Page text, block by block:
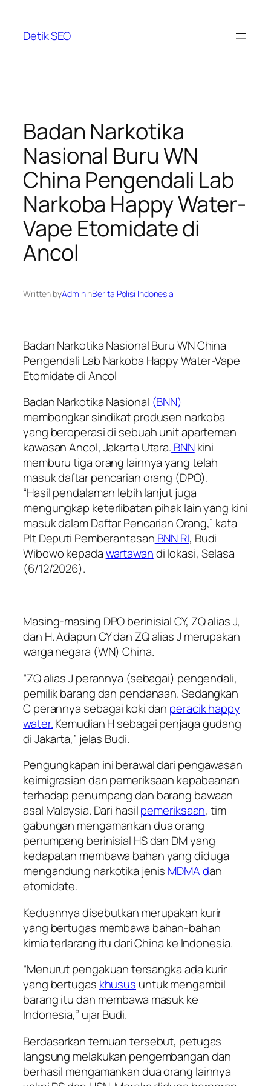
content
Detik SEO
Badan Narkotika
Nasional Buru WN
China Pengendali Lab
Narkoba Happy Water-
Vape Etomidate di
Ancol
Written byAdmininBerita Polisi Indonesia
Badan Narkotika Nasional Buru WN China
Pengendali Lab Narkoba Happy Water-Vape
Etomidate di Ancol
Badan Narkotika Nasional (BNN)
membongkar sindikat produsen narkoba
yang beroperasi di sebuah unit apartemen
kawasan Ancol, Jakarta Utara. BNNkini
memburu tiga orang lainnya yang telah
masuk daftar pencarian orang (DPO).
“Hasil pendalaman lebih lanjut juga
mengungkap keterlibatan pihak lain yang kini
masuk dalam Daftar Pencarian Orang,” kata
Plt Deputi Pemberantasan BNN RI, Budi
Wibowo kepadawartawandi lokasi, Selasa
(6/12/2026).
Masing-masing DPO berinisial CY, ZQ alias J,
dan H. Adapun CY dan ZQ alias J merupakan
warga negara (WN) China.
“ZQ alias J perannya (sebagai) pengendali,
pemilik barang dan pendanaan. Sedangkan
C perannya sebagai koki dan peracik happy
water.Kemudian H sebagai penjaga gudang
di Jakarta,” jelas Budi.
Pengungkapan ini berawal dari pengawasan
keimigrasian dan pemeriksaan kepabeanan
terhadap penumpang dan barang bawaan
asal Malaysia. Dari hasilpemeriksaan, tim
gabungan mengamankan dua orang
penumpang berinisial HS dan DM yang
kedapatan membawa bahan yang diduga
mengandung narkotika jenis MDMA dan
etomidate.
Keduannya disebutkan merupakan kurir
yang bertugas membawa bahan-bahan
kimia terlarang itu dari China ke Indonesia.
“Menurut pengakuan tersangka ada kurir
yang bertugas khusus untuk mengambil
barang itu dan membawa masuk ke
Indonesia,” ujar Budi.
Berdasarkan temuan tersebut, petugas
langsung melakukan pengembangan dan
berhasil mengamankan dua orang lainnya